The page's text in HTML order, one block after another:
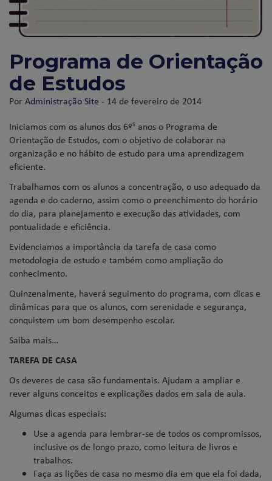
Programa de Orientação
de Estudos
PorAdministração Site - 14 de fevereiro de 2014
Iniciamos com os alunos dos 6ºs anos o Programa de
Orientação de Estudos, com o objetivo de colaborar na
organização e no hábito de estudo para uma aprendizagem
eficiente.
Trabalhamos com os alunos a concentração, o uso adequado da
agenda e do caderno, assim como o preenchimento do horário
do dia, para planejamento e execução das atividades, com
pontualidade e eficiência.
Evidenciamos a importância da tarefa de casa como
metodologia de estudo e também como ampliação do
conhecimento.
Quinzenalmente, haverá seguimento do programa, com dicas e
dinâmicas para que os alunos, com serenidade e segurança,
conquistem um bom desempenho escolar.
Saiba mais…
TAREFA DE CASA
Os deveres de casa são fundamentais. Ajudam a ampliar e
rever alguns conceitos e explicações dados em sala de aula.
Algumas dicas especiais:
Use a agenda para lembrar-se de todos os compromissos,
inclusive os de longo prazo, como leitura de livros e
trabalhos.
Faça as lições de casa no mesmo dia em que ela foi dada,